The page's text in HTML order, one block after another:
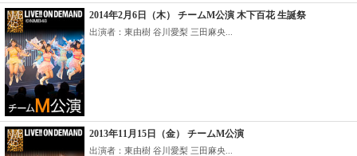
2014年2月6日（木） チームM公演 木下百花 生誕祭
出演者：東由樹 谷川愛梨 三田麻央...
2013年11月15日（金） チームM公演
出演者：東由樹 谷川愛梨 三田麻央...